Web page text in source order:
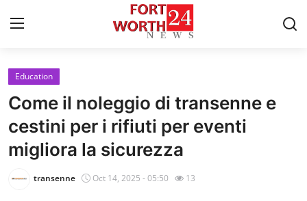
Home
Contact
Press Release
Education
Come il noleggio di transenne e
cestini per i rifiuti per eventi
migliora la sicurezza
transenne Oct 14, 2025 - 05:50 13